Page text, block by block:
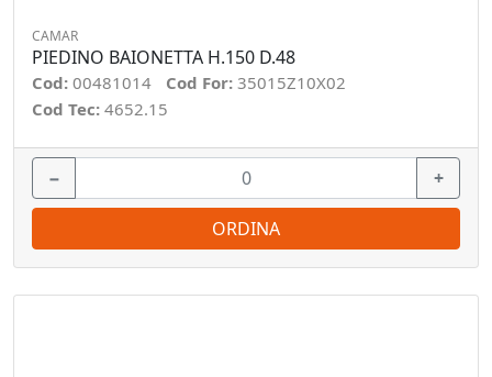
CAMAR
PIEDINO BAIONETTA H.150 D.48
Cod: 00481014 Cod For: 35015Z10X02
Cod Tec: 4652.15
− +
ORDINA